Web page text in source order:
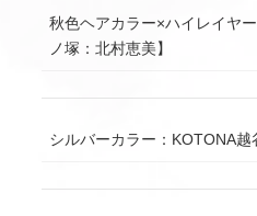
秋色ヘアカラー×ハイレイヤ
ノ塚：北村恵美】
シルバーカラー：KOTONA越